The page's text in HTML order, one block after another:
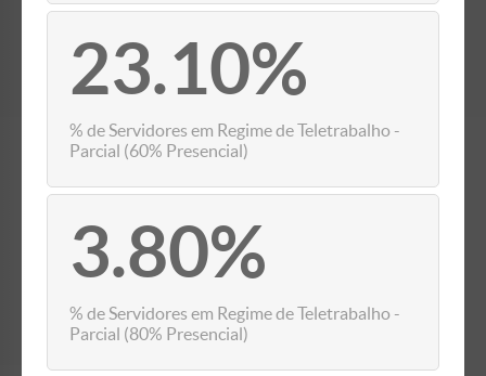
23.10%
% de Servidores em Regime de Teletrabalho -
Parcial (60% Presencial)
3.80%
% de Servidores em Regime de Teletrabalho -
Parcial (80% Presencial)